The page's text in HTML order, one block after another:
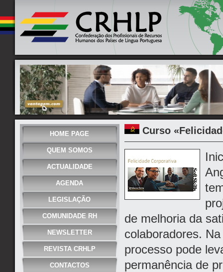
HOME PAGE
QUEM SOMOS
ACTUALIDADE
AGENDA
LEGISLAÇÃO
COMUNIDADE RH
NEWSLETTER
REVISTA CRHLP
CONTACTOS
Curso
de melhoria da
colaboradores.
processo pode
permanência de